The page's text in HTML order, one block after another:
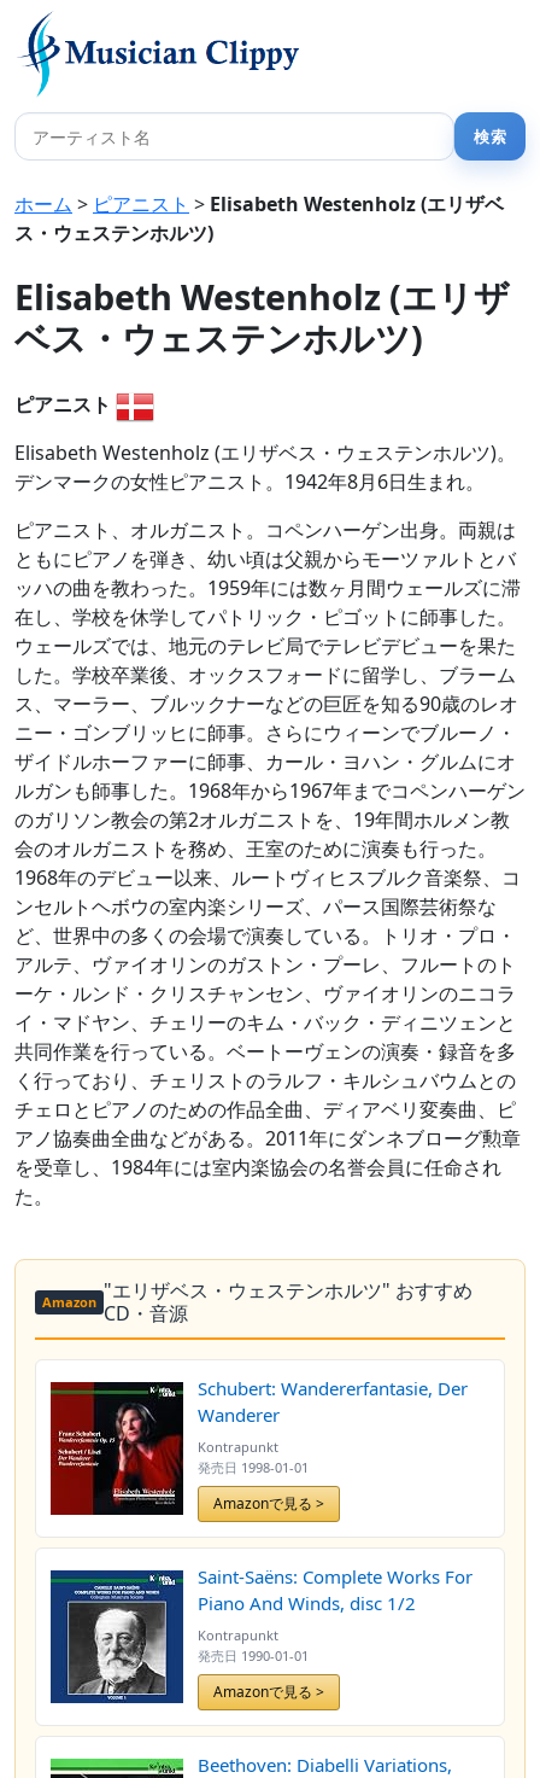
ホーム > ピアニスト > Elisabeth Westenholz (エリザベ
ス・ウェステンホルツ)
Elisabeth Westenholz (エリザ
ベス・ウェステンホルツ)
ピアニスト
Elisabeth Westenholz (エリザベス・ウェステンホルツ)。
デンマークの女性ピアニスト。1942年8月6日生まれ。
ピアニスト、オルガニスト。コペンハーゲン出身。両親は
ともにピアノを弾き、幼い頃は父親からモーツァルトとバ
ッハの曲を教わった。1959年には数ヶ月間ウェールズに滞
在し、学校を休学してパトリック・ピゴットに師事した。
ウェールズでは、地元のテレビ局でテレビデビューを果た
した。学校卒業後、オックスフォードに留学し、ブラーム
ス、マーラー、ブルックナーなどの巨匠を知る90歳のレオ
ニー・ゴンブリッヒに師事。さらにウィーンでブルーノ・
ザイドルホーファーに師事、カール・ヨハン・グルムにオ
ルガンも師事した。1968年から1967年までコペンハーゲン
のガリソン教会の第2オルガニストを、19年間ホルメン教
会のオルガニストを務め、王室のために演奏も行った。
1968年のデビュー以来、ルートヴィヒスブルク音楽祭、コ
ンセルトヘボウの室内楽シリーズ、パース国際芸術祭な
ど、世界中の多くの会場で演奏している。トリオ・プロ・
アルテ、ヴァイオリンのガストン・プーレ、フルートのト
ーケ・ルンド・クリスチャンセン、ヴァイオリンのニコラ
イ・マドヤン、チェリーのキム・バック・ディニツェンと
共同作業を行っている。ベートーヴェンの演奏・録音を多
く行っており、チェリストのラルフ・キルシュバウムとの
チェロとピアノのための作品全曲、ディアベリ変奏曲、ピ
アノ協奏曲全曲などがある。2011年にダンネブローグ勲章
を受章し、1984年には室内楽協会の名誉会員に任命され
た。
Amazon "エリザベス・ウェステンホルツ" おすすめ
CD・音源
Schubert: Wandererfantasie, Der
Wanderer
Kontrapunkt
発売日 1998-01-01
Amazonで見る >
Saint-Saëns: Complete Works For
Piano And Winds, disc 1/2
Kontrapunkt
発売日 1990-01-01
Amazonで見る >
Beethoven: Diabelli Variations,